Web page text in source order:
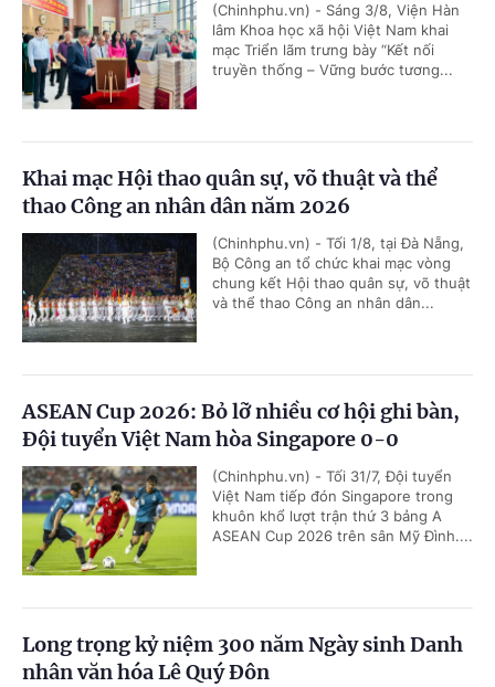
(Chinhphu.vn) - Sáng 3/8, Viện Hàn
lâm Khoa học xã hội Việt Nam khai
mạc Triển lãm trưng bày “Kết nối
truyền thống – Vững bước tương...
Khai mạc Hội thao quân sự, võ thuật và thể
thao Công an nhân dân năm 2026
(Chinhphu.vn) - Tối 1/8, tại Đà Nẵng,
Bộ Công an tổ chức khai mạc vòng
chung kết Hội thao quân sự, võ thuật
và thể thao Công an nhân dân...
ASEAN Cup 2026: Bỏ lỡ nhiều cơ hội ghi bàn,
Đội tuyển Việt Nam hòa Singapore 0-0
(Chinhphu.vn) - Tối 31/7, Đội tuyển
Việt Nam tiếp đón Singapore trong
khuôn khổ lượt trận thứ 3 bảng A
ASEAN Cup 2026 trên sân Mỹ Đình....
Long trọng kỷ niệm 300 năm Ngày sinh Danh
nhân văn hóa Lê Quý Đôn